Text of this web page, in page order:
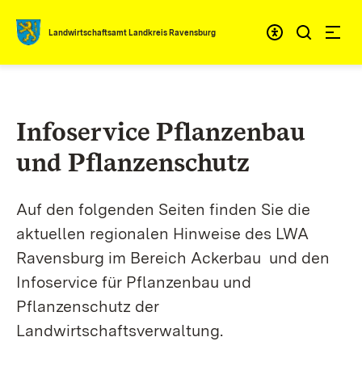
Zum Inhalt springen
Landwirtschaftsamt Landkreis Ravensburg
Infoservice Pflanzenbau
und Pflanzenschutz
Auf den folgenden Seiten finden Sie die
aktuellen regionalen Hinweise des LWA
Ravensburg im Bereich Ackerbau und den
Infoservice für Pflanzenbau und
Pflanzenschutz der
Landwirtschaftsverwaltung.